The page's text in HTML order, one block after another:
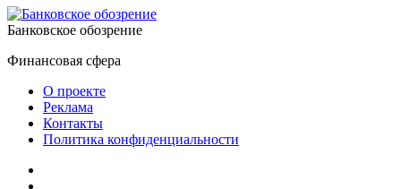
Банковское обозрение
Финансовая сфера
О проекте
Реклама
Контакты
Политика конфиденциальности